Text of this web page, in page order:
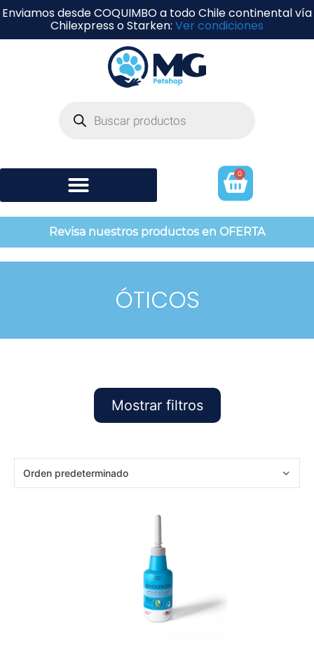
Enviamos desde COQUIMBO a todo Chile continental vía
Chilexpress o Starken: Ver condiciones
0
Revisa nuestros productos en OFERTA
ÓTICOS
Mostrar filtros